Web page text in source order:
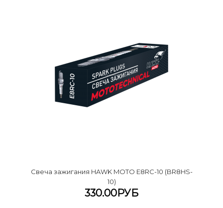
Cвеча зажигания HAWK MOTO E8RC-10 (BR8HS-
10)
330.00РУБ